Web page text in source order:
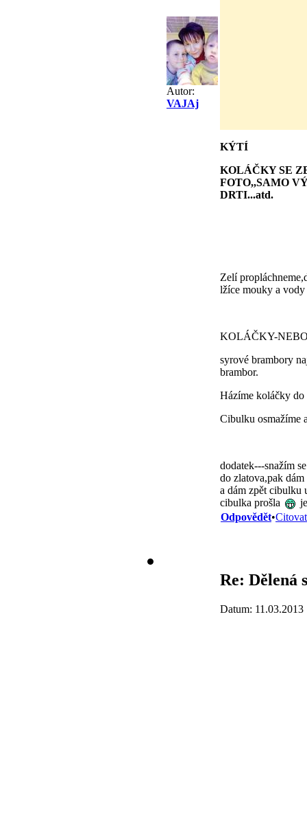
Autor:
VAJAj
KÝTÍ
KOLÁČKY SE
FOTO,,SAMO
DRTI...atd.
Zelí
lžíce mouky a vody
KOLÁČKY-
syrové brambory
brambor.
Házíme koláčky
Cibulku osmažíme
dodatek---snažím
do zlatova,pak
a dám zpět cibulku
cibulka prošla
Odpovědět•Citovat
Re: Dělená
Datum: 11.03.2013